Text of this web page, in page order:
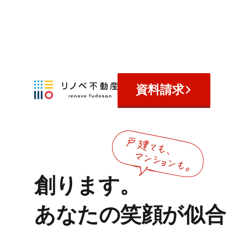
資料請求
創ります。
あなたの笑顔が似